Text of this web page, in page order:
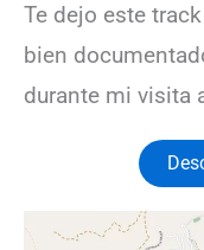
Te dejo este
bien
durante mi visita